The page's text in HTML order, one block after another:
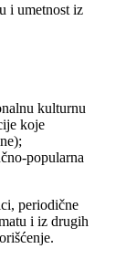
i umetnost iz
kulturnu
koje
popularna
periodične
i iz drugih